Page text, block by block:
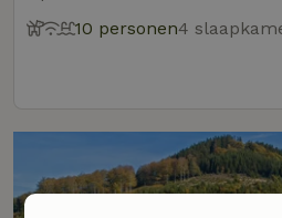
10 personen4